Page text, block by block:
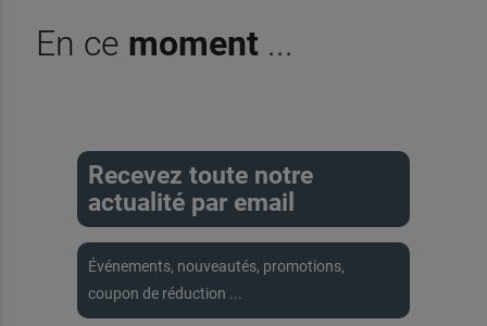
En ce moment ...
Recevez toute notre
actualité par email
Événements, nouveautés, promotions,
coupon de réduction ...